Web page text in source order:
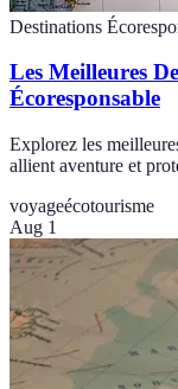
Destinations
Les Meilleures
Écoresponsable
Explorez les
allient aventure et
voyageécotourisme
Aug 1